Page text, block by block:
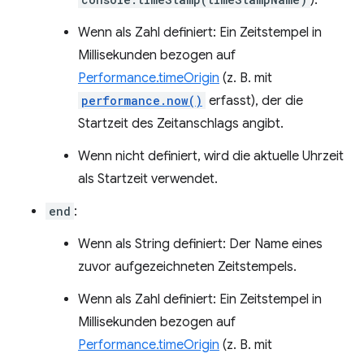
Wenn als Zahl definiert: Ein Zeitstempel in
Millisekunden bezogen auf
Performance.timeOrigin (z. B. mit
performance.now() erfasst), der die
Startzeit des Zeitanschlags angibt.
Wenn nicht definiert, wird die aktuelle Uhrzeit
als Startzeit verwendet.
end :
Wenn als String definiert: Der Name eines
zuvor aufgezeichneten Zeitstempels.
Wenn als Zahl definiert: Ein Zeitstempel in
Millisekunden bezogen auf
Performance.timeOrigin (z. B. mit